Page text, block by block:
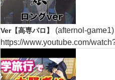
Ver【高専パロ】 (afternol-game1)
https://www.youtube.com/